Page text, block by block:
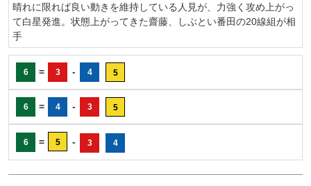
晴れに限れば良い動きを維持している人見が、力強く攻め上がっ
て白星発進。状態上がってきた齋藤、しぶとい番田の20線組が相
手
6 = 3 - 4 5
6 = 4 - 3 5
6 = 5 - 3 4